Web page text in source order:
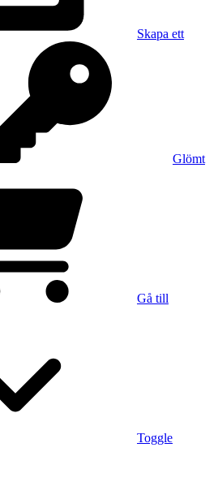
Skapa ett
Glömt
Gå till
Toggle